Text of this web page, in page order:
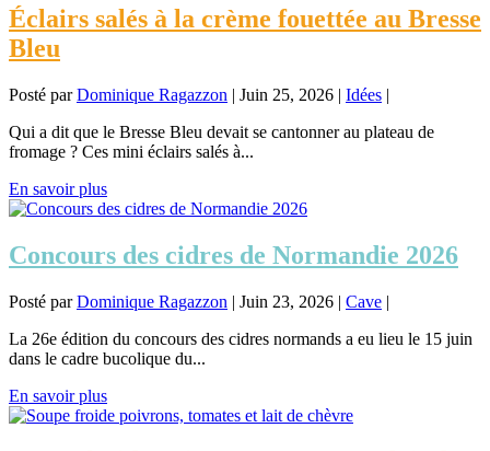
Éclairs salés à la crème fouettée au Bresse
Bleu
Posté parDominique Ragazzon | Juin 25, 2026 | Idées |
Qui a dit que le Bresse Bleu devait se cantonner au plateau de
fromage ? Ces mini éclairs salés à...
En savoir plus
Concours des cidres de Normandie 2026
Posté parDominique Ragazzon | Juin 23, 2026 | Cave |
La 26e édition du concours des cidres normands a eu lieu le 15 juin
dans le cadre bucolique du...
En savoir plus